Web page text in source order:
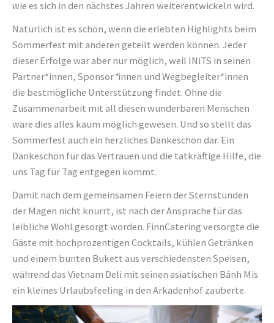
wie es sich in den nächstes Jahren weiterentwickeln wird.
Natürlich ist es schön, wenn die erlebten Highlights beim
Sommerfest mit anderen geteilt werden können. Jeder
dieser Erfolge war aber nur möglich, weil INiTS in seinen
Partner*innen, Sponsor*innen und Wegbegleiter*innen
die bestmögliche Unterstützung findet. Ohne die
Zusammenarbeit mit all diesen wunderbaren Menschen
wäre dies alles kaum möglich gewesen. Und so stellt das
Sommerfest auch ein herzliches Dankeschön dar. Ein
Dankeschön für das Vertrauen und die tatkräftige Hilfe, die
uns Tag für Tag entgegen kommt.
Damit nach dem gemeinsamen Feiern der Sternstunden
der Magen nicht knurrt, ist nach der Ansprache für das
leibliche Wohl gesorgt worden. FinnCatering versorgte die
Gäste mit hochprozentigen Cocktails, kühlen Getränken
und einem bunten Bukett aus verschiedensten Speisen,
während das Vietnam Deli mit seinen asiatischen Bánh Mis
ein kleines Urlaubsfeeling in den Arkadenhof zauberte.